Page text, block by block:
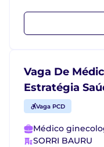
Vaga De
Estratégia
Vaga PCD
Médico
SORRI BAURU